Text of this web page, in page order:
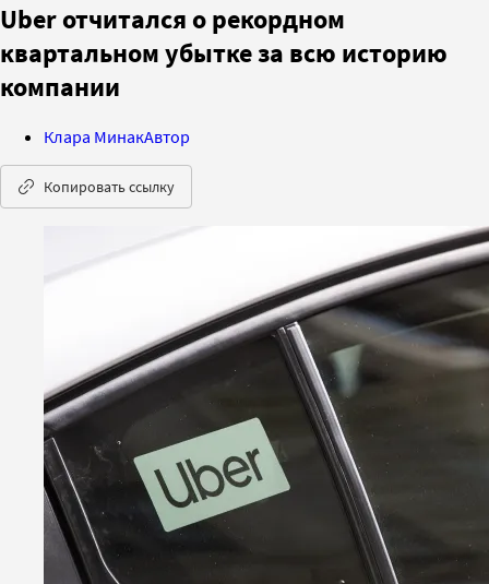
Uber отчитался о рекордном
квартальном убытке за всю историю
компании
Клара МинакАвтор
Копировать ссылку